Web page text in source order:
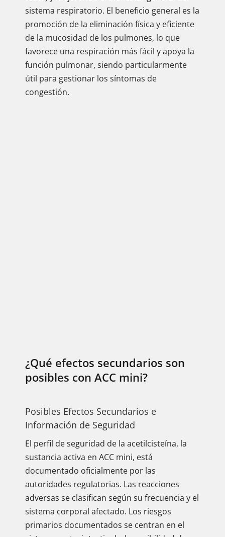
sistema respiratorio. El beneficio general es la
promoción de la eliminación física y eficiente
de la mucosidad de los pulmones, lo que
favorece una respiración más fácil y apoya la
función pulmonar, siendo particularmente
útil para gestionar los síntomas de
congestión.
¿Qué efectos secundarios son
posibles con ACC mini?
Posibles Efectos Secundarios e
Información de Seguridad
El perfil de seguridad de la acetilcisteína, la
sustancia activa en ACC mini, está
documentado oficialmente por las
autoridades regulatorias. Las reacciones
adversas se clasifican según su frecuencia y el
sistema corporal afectado. Los riesgos
primarios documentados se centran en el